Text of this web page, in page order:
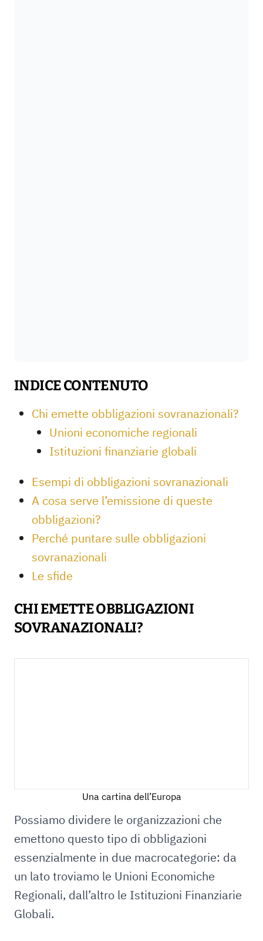
INDICE CONTENUTO
Chi emette obbligazioni sovranazionali?
Unioni economiche regionali
Istituzioni finanziarie globali
Esempi di obbligazioni sovranazionali
A cosa serve l’emissione di queste
obbligazioni?
Perché puntare sulle obbligazioni
sovranazionali
Le sfide
CHI EMETTE OBBLIGAZIONI
SOVRANAZIONALI?
Una cartina dell’Europa
Possiamo dividere le organizzazioni che
emettono questo tipo di obbligazioni
essenzialmente in due macrocategorie: da
un lato troviamo le Unioni Economiche
Regionali, dall’altro le Istituzioni Finanziarie
Globali.